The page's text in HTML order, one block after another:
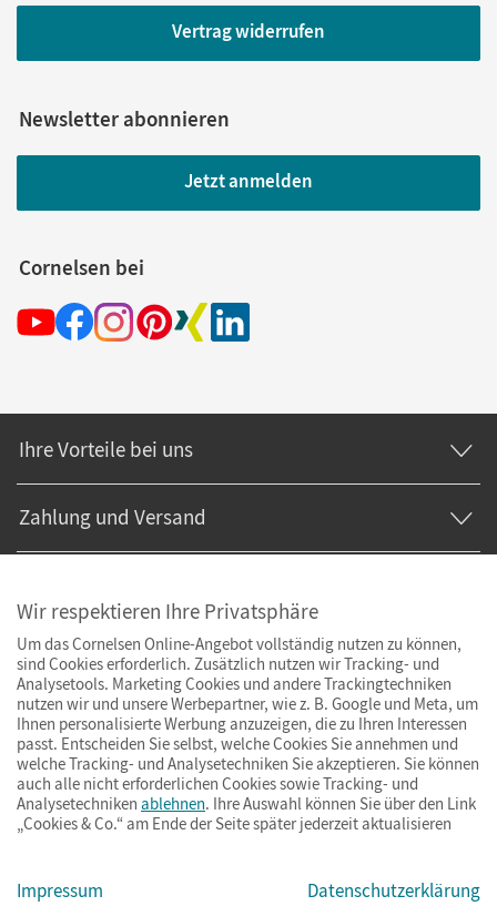
Vertrag widerrufen
Newsletter abonnieren
Jetzt anmelden
Cornelsen bei
Ihre Vorteile bei uns
Zahlung und Versand
© Cornelsen Verlag 2026
ImpressumAGBDatenschutzBarrierefreiheitCookies & Co.
Wir respektieren Ihre Privatsphäre
Um das Cornelsen Online-Angebot vollständig nutzen zu können,
sind Cookies erforderlich. Zusätzlich nutzen wir Tracking- und
Analysetools. Marketing Cookies und andere Trackingtechniken
nutzen wir und unsere Werbepartner, wie z. B. Google und Meta, um
Ihnen personalisierte Werbung anzuzeigen, die zu Ihren Interessen
passt. Entscheiden Sie selbst, welche Cookies Sie annehmen und
welche Tracking- und Analysetechniken Sie akzeptieren. Sie können
auch alle nicht erforderlichen Cookies sowie Tracking- und
Analysetechniken ablehnen. Ihre Auswahl können Sie über den Link
„Cookies & Co.“ am Ende der Seite später jederzeit aktualisieren
Impressum Datenschutzerklärung